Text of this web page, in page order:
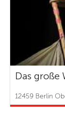
Das große
12459 Berlin